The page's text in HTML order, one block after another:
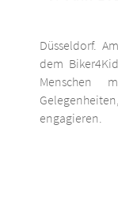
Düsseldorf.
dem
Menschen
engagieren.